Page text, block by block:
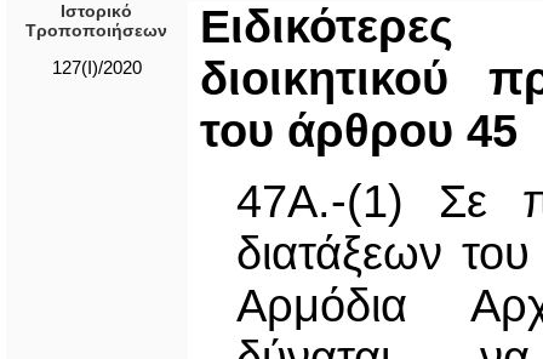
Ιστορικό
Τροποποιήσεων
127(I)/2020
διοικητικού
του άρθρου 45
47Α.-(1) Σε
διατάξεων
Αρμόδια